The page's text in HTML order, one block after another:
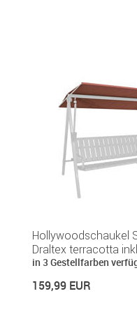
Hollywoodschaukel
Draltex terracotta
in 3 Gestellfarben
159,99 EUR